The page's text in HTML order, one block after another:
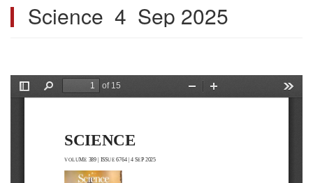
Science  4  Sep 2025